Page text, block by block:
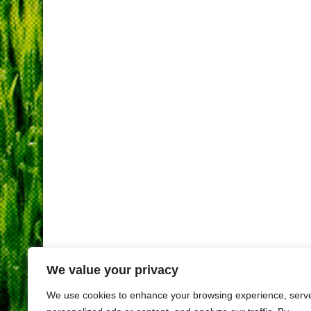
We value your privacy
We use cookies to enhance your browsing experience,